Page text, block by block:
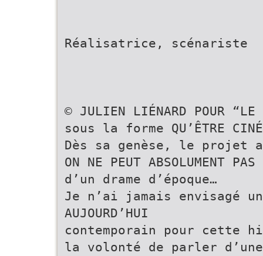
Réalisatrice, scénariste
© JULIEN LIÉNARD POUR
sous la forme QU’ÊTRE
Dès sa genèse, le projet
ON NE PEUT ABSOLUMENT PAS
d’un drame d’époque…
Je n’ai jamais envisagé un
AUJOURD’HUI
contemporain pour
la volonté de parler